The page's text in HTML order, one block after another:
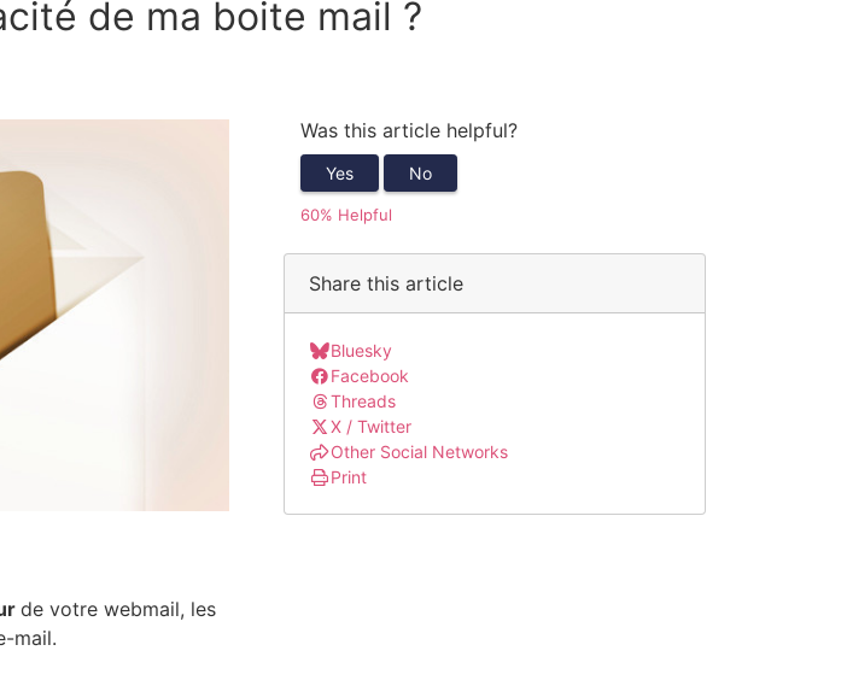
de ma boite mail ?
de votre webmail, les
mail.
Was this article helpful?
Yes No
60% Helpful
Share this article
Bluesky
Facebook
Threads
X / Twitter
Other Social Networks
Print